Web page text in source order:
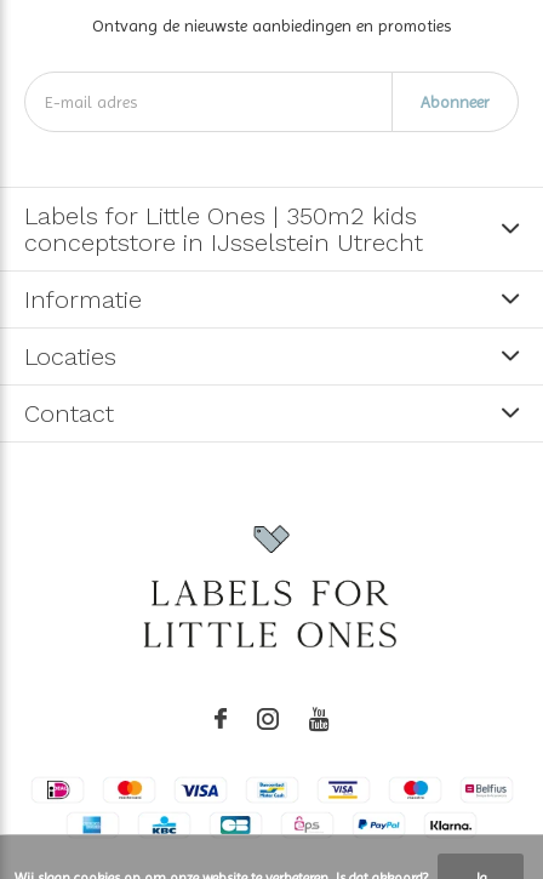
Ontvang de nieuwste aanbiedingen en promoties
Abonneer
Labels for Little Ones | 350m2 kids
conceptstore in IJsselstein Utrecht
Informatie
Locaties
Contact